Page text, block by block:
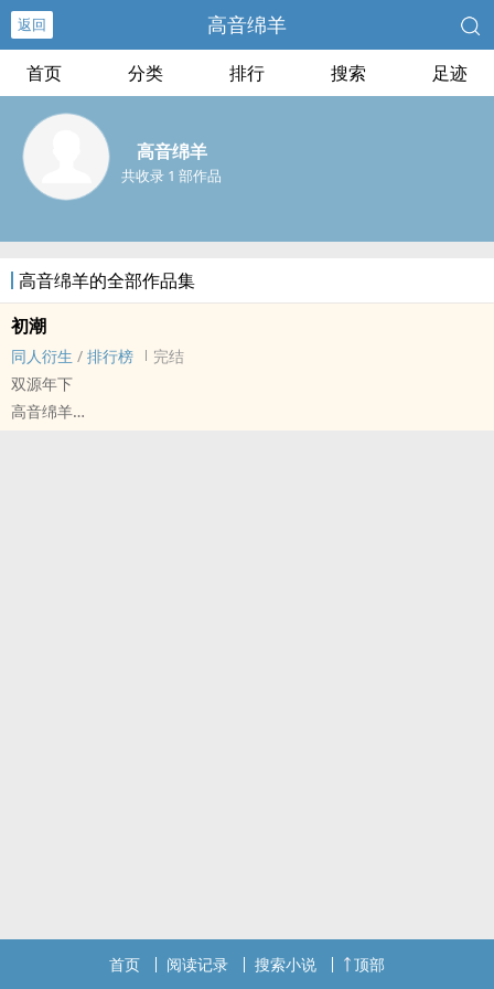
返回 高音绵羊
首页 分类 排行 搜索 足迹
高音绵羊
共收录 1 部作品
高音绵羊的全部作品集
初潮
‌‎‍同‎人‌‍‍衍生 / 排行榜
完结
双源年下
高音绵羊
首页 阅读记录 搜索小说 顶部